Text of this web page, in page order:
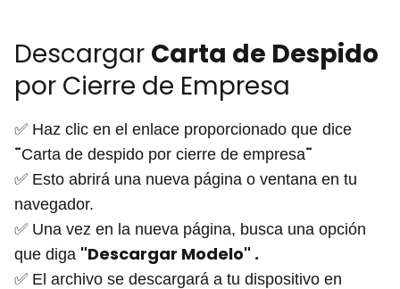
Descargar Carta de Despido
por Cierre de Empresa
✅ Haz clic en el enlace proporcionado que dice
¨Carta de despido por cierre de empresa¨
✅ Esto abrirá una nueva página o ventana en tu
navegador.
✅ Una vez en la nueva página, busca una opción
que diga "Descargar Modelo" .
✅ El archivo se descargará a tu dispositivo en